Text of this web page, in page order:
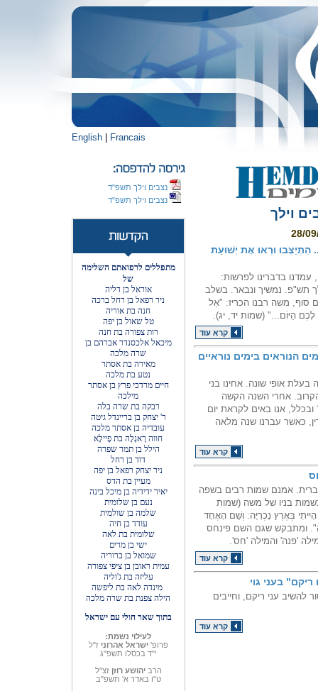
English Francais
וילך
וּרְאוּ אֶת יְשׁוּעַת
עמדנו בדברינו לפרשות:
תש"פ. נמשיך ונבאר. בשלב
סוף, משה רבנו הכריז: "אַל
הַיּוֹם..." (שמות יד, יג).
קרא עוד
הנוראים בימים נוראיים
אופי שונה. אחינו בני
אחרי השנה הקשה
אנו באים לקראת יום
כאשר עברנו שנה מלאה
קרא עוד
אמנם שמות רבים בשפה
בניו של משה (שמות
בְּאֶרֶץ נָכְרִיָּה: וְשֵׁם הָאֶחָד
ומתבקש שגם השם פינחס
'פנה' והמילה 'חס'.
קרא עוד
בעני גוי
עני ריקם, וחייבים
קרא עוד
נצבים וילך תשפ"ד
נצבים וילך תשפ"ד
מתפללים לרפואתם השלימה
של
אוראל בן דליה
ניר רפאל בן רחל ברכה
חנה בת אוריה
טל שאול בן יפה
רות צפורה בת חנה
מיכאל אלכסנדר אברהם בן
שרה מלכה
מאירה בת אסתר
נטע בת מלכה
חיים מרדכי פרץ בן אסתר
מילכה
רבקה בת שרה בלה
ר' יצחק בן בריינדל גיטה
עובדיה בן אסתר מלכה
חווה רָאנְלָה בת פָיילָא
הילל בן תמר שפרה
דוד בן רחל
ניר יצחק רפאל בן יפה
מעיין בת הדס
יאיר ידידיה בן מיכל בינה
נעם בן שלומית
שלמה בן שולמית
עודד בן חיה
שלומית בת לאה
ישי בן מרים
שמואל בן ברוריה
עמית ראובן בן ציפי צפורה
עליזה בת ג'וליה
מינדה לאה בת ליפשה
הילה צפנת בת שרה מלכה
בתוך שאר חולי עם ישראל
לעילוי נשמת:
פרופ' ישראל אהרוני ז"ל
י"ד בכסלו תשפ"ג
הרביהושע רוזן זצ"ל
ט"ו באדר א' תשפ"ב